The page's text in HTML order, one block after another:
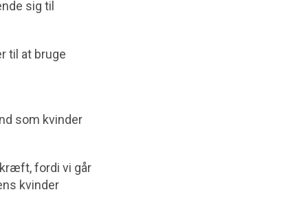
sig til
til at bruge
som kvinder
fordi vi går
kvinder